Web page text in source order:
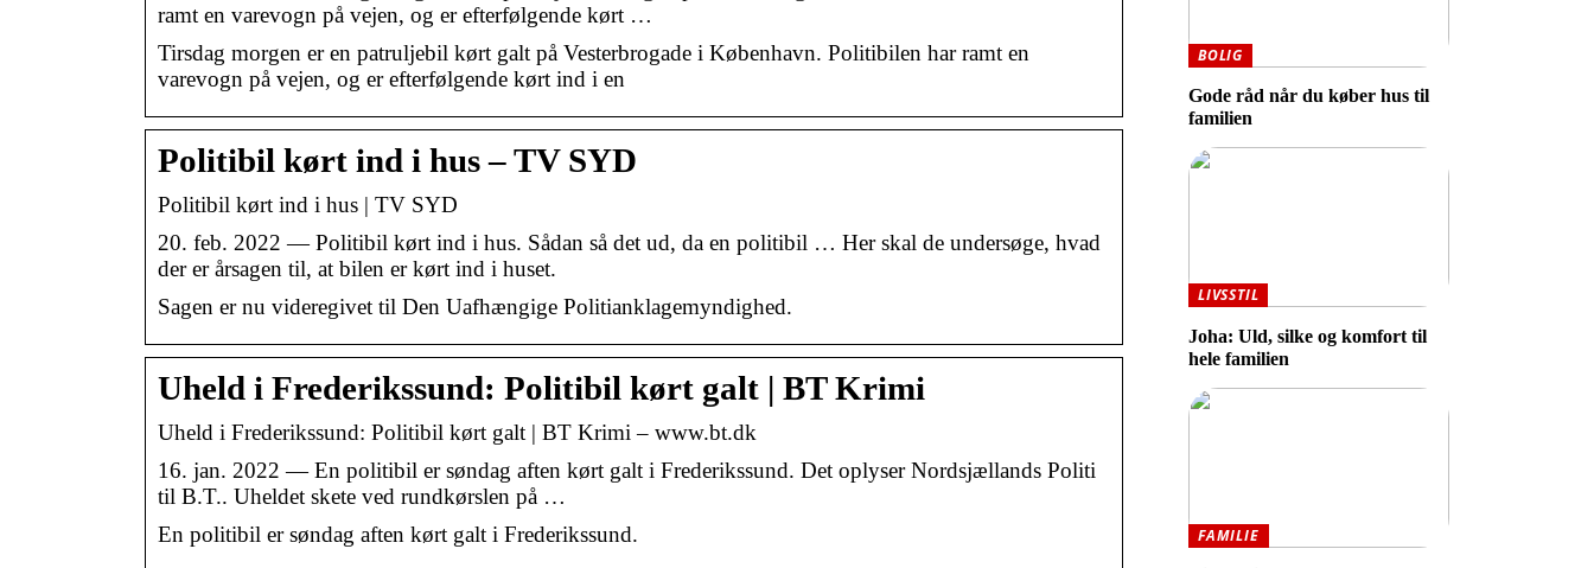
ramt en varevogn på vejen, og er efterfølgende kørt …
Tirsdag morgen er en patruljebil kørt galt på Vesterbrogade i København. Politibilen har ramt en
varevogn på vejen, og er efterfølgende kørt ind i en
Politibil kørt ind i hus – TV SYD
Politibil kørt ind i hus | TV SYD
20. feb. 2022 — Politibil kørt ind i hus. Sådan så det ud, da en politibil … Her skal de undersøge, hvad
der er årsagen til, at bilen er kørt ind i huset.
Sagen er nu videregivet til Den Uafhængige Politianklagemyndighed.
Uheld i Frederikssund: Politibil kørt galt | BT Krimi
Uheld i Frederikssund: Politibil kørt galt | BT Krimi – www.bt.dk
16. jan. 2022 — En politibil er søndag aften kørt galt i Frederikssund. Det oplyser Nordsjællands Politi
til B.T.. Uheldet skete ved rundkørslen på …
En politibil er søndag aften kørt galt i Frederikssund.
BOLIG
Gode råd når du køber hus til
familien
LIVSSTIL
Joha: Uld, silke og komfort til
hele familien
FAMILIE